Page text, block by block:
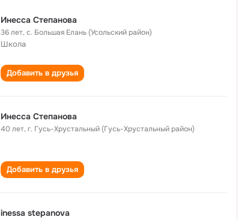
Инесса Степанова
36 лет,с. Большая Елань (Усольский район)
Школа
Добавить в друзья
Инесса Степанова
40 лет,г. Гусь-Хрустальный (Гусь-Хрустальный район)
Добавить в друзья
inessa stepanova